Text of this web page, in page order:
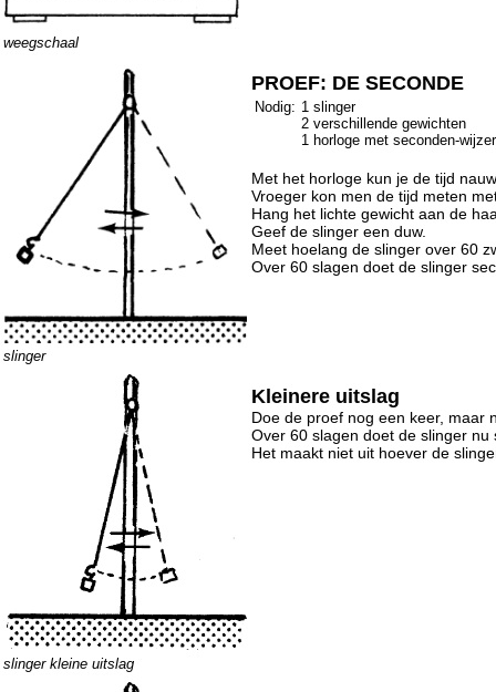
weegschaal
slinger
PROEF: DE SECONDE
Nodig: 1 slinger
2 verschillende gewichten
1 horloge met seconden-wijzer
Met het horloge kun je de tijd
Vroeger kon men de tijd meten
Hang het lichte gewicht aan de
Geef de slinger een duw.
Meet hoelang de slinger over 60
Over 60 slagen doet de slinger
slinger kleine uitslag
Kleinere uitslag
Doe de proef nog een keer, maar
Over 60 slagen doet de slinger nu
Het maakt niet uit hoever de